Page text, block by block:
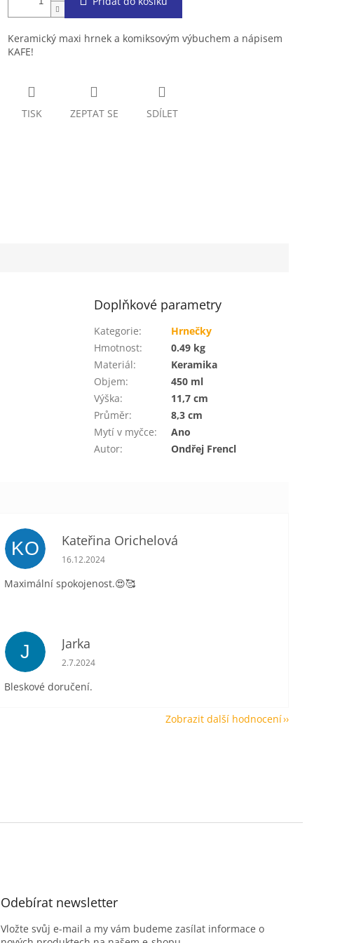
Keramický maxi hrnek a komiksovým výbuchem a nápisem
KAFE!
TISK ZEPTAT SE SDÍLET
Doplňkové parametry
Kategorie:
Hrnečky
Hmotnost:
0.49 kg
Materiál:
Keramika
Objem:
450 ml
Výška:
11,7 cm
Průměr:
8,3 cm
Mytí v myčce:
Ano
Autor: Ondřej Frencl
KO Kateřina Orichelová
Hodnocení obchodu je 5 z 5 hvězdiček.
16.12.2024
Maximální spokojenost.😍🥰
J Jarka
Hodnocení obchodu je 5 z 5 hvězdiček.
2.7.2024
Bleskové doručení.
Zobrazit další hodnocení
Odebírat newsletter
Vložte svůj e-mail a my vám budeme zasílat informace o